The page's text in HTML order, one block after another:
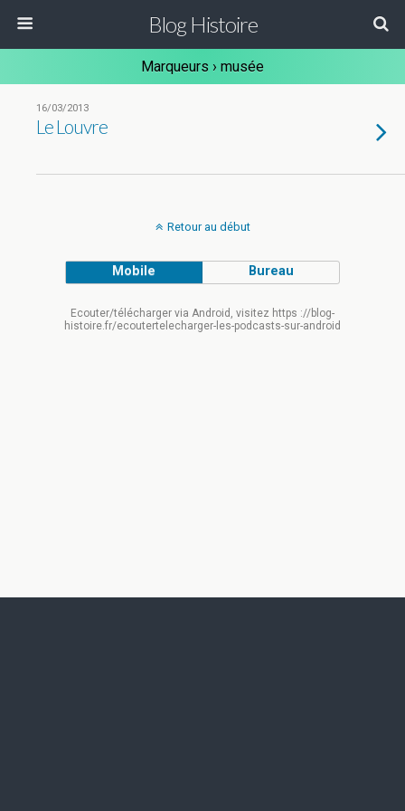
Blog Histoire
Marqueurs › musée
16/03/2013
Le Louvre
Retour au début
Mobile Bureau
Ecouter/télécharger via Android, visitez https ://blog-
histoire.fr/ecoutertelecharger-les-podcasts-sur-android